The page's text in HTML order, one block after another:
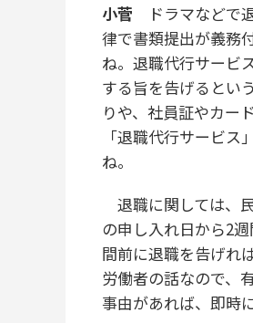
小菅 ドラマなどで
律で書類提出が義務
ね。退職代行サービ
する旨を告げるとい
りや、社員証やカー
「退職代行サービ
ね。
退職に関しては、
の申し入れ日から2
間前に退職を告げれ
労働者の話なので、
事由があれば、即時